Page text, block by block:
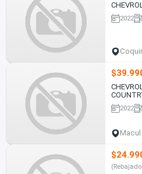
2022
2022
Macul
(Rebajado